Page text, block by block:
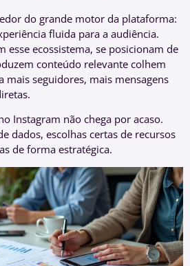
do grande motor da plataforma:
fluida para a audiência.
esse ecossistema, se posicionam de
conteúdo relevante colhem
mais seguidores, mais mensagens
Instagram não chega por acaso.
dados, escolhas certas de recursos
de forma estratégica.